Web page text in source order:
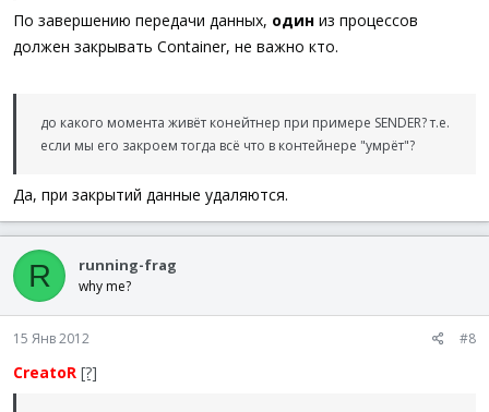
По завершению передачи данных, один из процессов
должен закрывать Container, не важно кто.
до какого момента живёт конейтнер при примере SENDER? т.е.
если мы его закроем тогда всё что в контейнере "умрёт"?
Да, при закрытий данные удаляются.
R running-frag
why me?
15 Янв 2012 #8
CreatoR [?]